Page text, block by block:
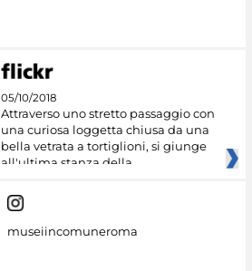
05/10/2018
Attraverso uno stretto passaggio con
una curiosa loggetta chiusa da una
bella vetrata a tortiglioni, si giunge
all'ultima stanza della
museiincomuneroma